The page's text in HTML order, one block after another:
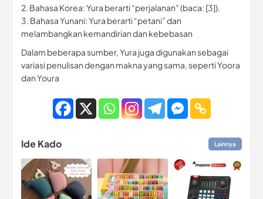
2. Bahasa Korea: Yura berarti “perjalanan” (baca: [3]).
3. Bahasa Yunani: Yura berarti “petani” dan
melambangkan kemandirian dan kebebasan
Dalam beberapa sumber, Yura juga digunakan sebagai
variasi penulisan dengan makna yang sama, seperti Yoora
dan Youra
Ide Kado Lainnya